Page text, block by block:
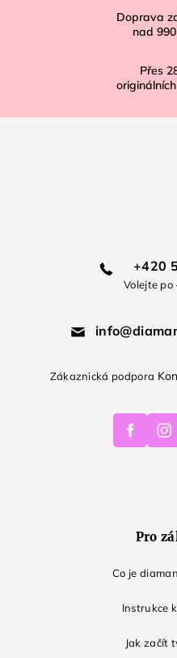
Doprava
nad
Přes
+420
Volejte
Zákaznická podpora
Facebook
Pro
Co je
Instrukce
Jak začít